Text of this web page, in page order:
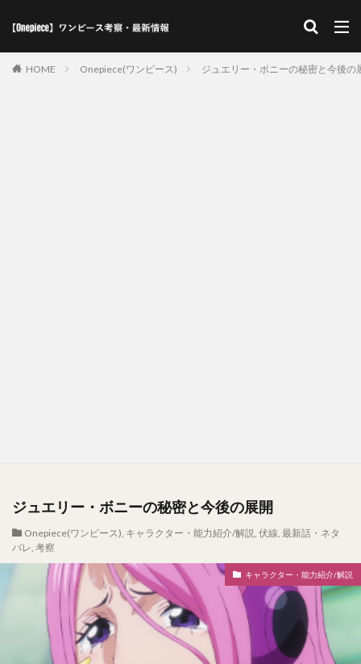
HOME Onepiece(ワンピース) ジュエリー・ボニーの秘密と今後の
ジュエリー・ボニーの秘密と今後の展開
Onepiece(ワンピース), キャラクター・能力紹介/解説, 伏線, 最新話・ネタ
バレ, 考察
キャラクター・能力紹介/解説